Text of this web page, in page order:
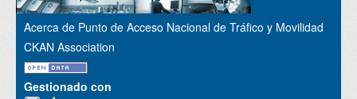
Acerca de Punto de Acceso Nacional de Tráfico y Movilidad
CKAN Association
Gestionado con